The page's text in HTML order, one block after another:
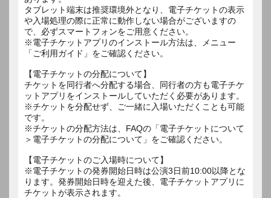
タブレット端末は推奨環境外となり、電子チケットの表示
や入場処理の際に正常に動作しない場合がございますの
で、必ずスマートフォンをご用意ください。
※電子チケットアプリのインストール方法は、メニュー
「ご利用ガイド」をご確認ください。
【電子チケットの分配について】
チケットを同行者へ分配する場合、同行者の方も電子チケ
ットアプリをインストールしていただく必要があります。
※チケットを分配せず、ご一緒に入場いただくことも可能
です。
※チケットの分配方法は、FAQの「電子チケットについて
＞電子チケットの分配について」をご確認ください。
【電子チケットのご入場時について】
※電子チケットの発券開始日時は公演3日前10:00以降とな
ります。発券開始日時を迎えた後、電子チケットアプリに
チケットが表示されます。